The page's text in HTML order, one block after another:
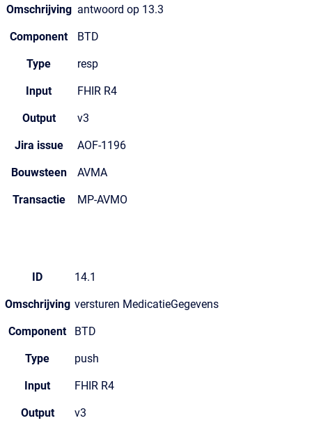
Omschrijving antwoord op 13.3
Component BTD
Type resp
Input FHIR R4
Output v3
Jira issue AOF-1196
Bouwsteen AVMA
Transactie MP-AVMO
ID 14.1
Omschrijving versturen MedicatieGegevens
Component BTD
Type push
Input FHIR R4
Output v3